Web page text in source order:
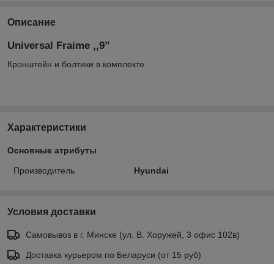
Описание
Universal Fraime ,,9”
Кронштейн и болтики в комплекте
Характеристики
Основные атрибуты
Производитель Hyundai
Условия доставки
Самовывоз в г. Минске (ул. В. Хоружей, 3 офис 102в)
Доставка курьером по Беларуси (от 15 руб)